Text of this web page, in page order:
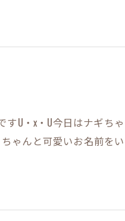
・x・U今日はナギちゃ
ゃんと可愛いお名前を